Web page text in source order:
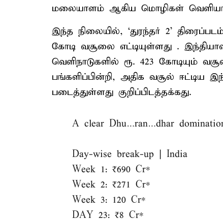
மலையாளம் ஆகிய மொழிகள்
இந்த நிலையில், ‘துரந்தர் 2’
கோடி வசூலை எட்டியுள்ளது .
வெளிநாடுகளில் ரூ. 423 கோடியும்
பங்களிப்பின்றி, அதிக வசூல் ஈட்டிய
படைத்துள்ளது குறிப்பிடத்தக்கது.
A clear Dhu…ran…dhar
Day-wise break-up | India
Week 1: ₹690 Cr*
Week 2: ₹271 Cr*
Week 3: 120 Cr*
DAY 23: ₹8 Cr*